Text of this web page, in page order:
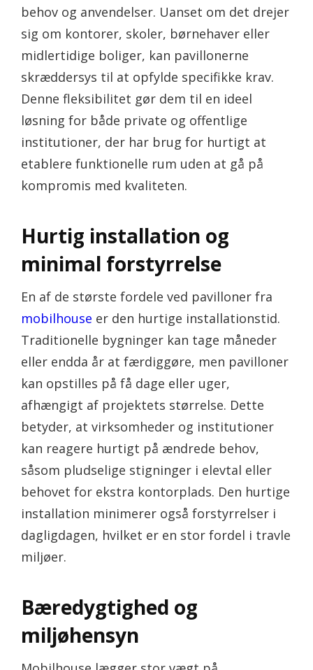
behov og anvendelser. Uanset om det drejer
sig om kontorer, skoler, børnehaver eller
midlertidige boliger, kan pavillonerne
skræddersys til at opfylde specifikke krav.
Denne fleksibilitet gør dem til en ideel
løsning for både private og offentlige
institutioner, der har brug for hurtigt at
etablere funktionelle rum uden at gå på
kompromis med kvaliteten.
Hurtig installation og
minimal forstyrrelse
En af de største fordele ved pavilloner fra
mobilhouse er den hurtige installationstid.
Traditionelle bygninger kan tage måneder
eller endda år at færdiggøre, men pavilloner
kan opstilles på få dage eller uger,
afhængigt af projektets størrelse. Dette
betyder, at virksomheder og institutioner
kan reagere hurtigt på ændrede behov,
såsom pludselige stigninger i elevtal eller
behovet for ekstra kontorplads. Den hurtige
installation minimerer også forstyrrelser i
dagligdagen, hvilket er en stor fordel i travle
miljøer.
Bæredygtighed og
miljøhensyn